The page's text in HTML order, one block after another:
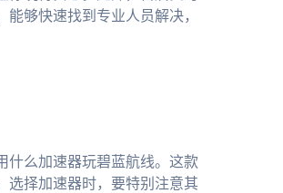
够快速找到专业人员解决，
什么加速器玩碧蓝航线。这款
选择加速器时，要特别注意其